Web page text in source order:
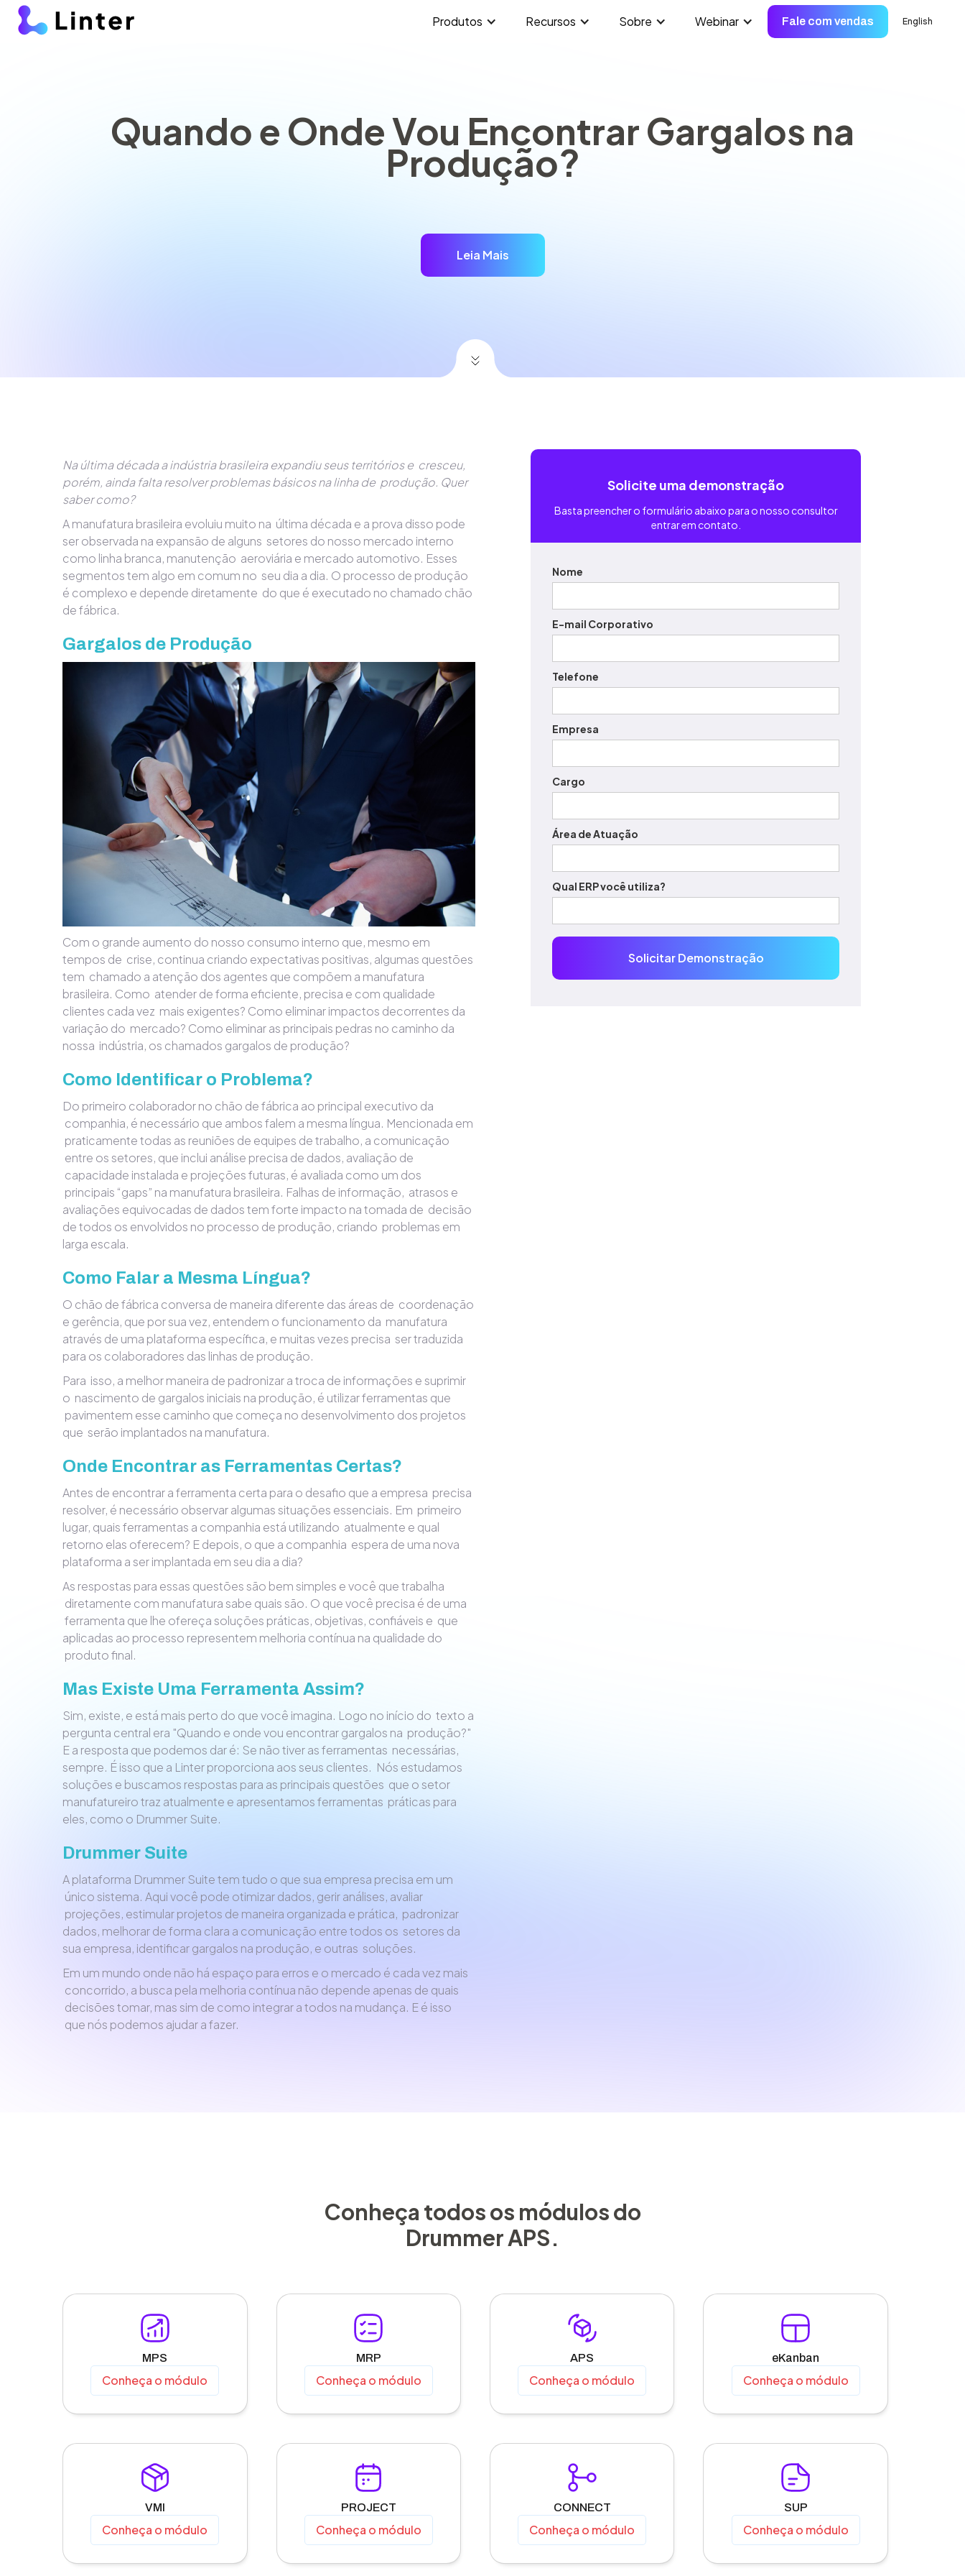
Produtos Recursos Sobre Webinar Fale com vendas English
Quando e Onde Vou Encontrar Gargalos na
Produção?
Leia Mais
Na última década a indústria brasileira expandiu seus territórios e cresceu,
porém, ainda falta resolver problemas básicos na linha de produção. Quer
saber como?
A manufatura brasileira evoluiu muito na última década e a prova disso pode
ser observada na expansão de alguns setores do nosso mercado interno
como linha branca, manutenção aeroviária e mercado automotivo. Esses
segmentos tem algo em comum no seu dia a dia. O processo de produção
é complexo e depende diretamente do que é executado no chamado chão
de fábrica.
Gargalos de Produção
Com o grande aumento do nosso consumo interno que, mesmo em
tempos de crise, continua criando expectativas positivas, algumas questões
tem chamado a atenção dos agentes que compõem a manufatura
brasileira. Como atender de forma eficiente, precisa e com qualidade
clientes cada vez mais exigentes? Como eliminar impactos decorrentes da
variação do mercado? Como eliminar as principais pedras no caminho da
nossa indústria, os chamados gargalos de produção?
Como Identificar o Problema?
Do primeiro colaborador no chão de fábrica ao principal executivo da
companhia, é necessário que ambos falem a mesma língua. Mencionada em
praticamente todas as reuniões de equipes de trabalho, a comunicação
entre os setores, que inclui análise precisa de dados, avaliação de
capacidade instalada e projeções futuras, é avaliada como um dos
principais “gaps” na manufatura brasileira. Falhas de informação, atrasos e
avaliações equivocadas de dados tem forte impacto na tomada de decisão
de todos os envolvidos no processo de produção, criando problemas em
larga escala.
Como Falar a Mesma Língua?
O chão de fábrica conversa de maneira diferente das áreas de coordenação
e gerência, que por sua vez, entendem o funcionamento da manufatura
através de uma plataforma específica, e muitas vezes precisa ser traduzida
para os colaboradores das linhas de produção.
Para isso, a melhor maneira de padronizar a troca de informações e suprimir
o nascimento de gargalos iniciais na produção, é utilizar ferramentas que
pavimentem esse caminho que começa no desenvolvimento dos projetos
que serão implantados na manufatura.
Onde Encontrar as Ferramentas Certas?
Antes de encontrar a ferramenta certa para o desafio que a empresa precisa
resolver, é necessário observar algumas situações essenciais. Em primeiro
lugar, quais ferramentas a companhia está utilizando atualmente e qual
retorno elas oferecem? E depois, o que a companhia espera de uma nova
plataforma a ser implantada em seu dia a dia?
As respostas para essas questões são bem simples e você que trabalha
diretamente com manufatura sabe quais são. O que você precisa é de uma
ferramenta que lhe ofereça soluções práticas, objetivas, confiáveis e que
aplicadas ao processo representem melhoria contínua na qualidade do
produto final.
Mas Existe Uma Ferramenta Assim?
Sim, existe, e está mais perto do que você imagina. Logo no início do texto a
pergunta central era "Quando e onde vou encontrar gargalos na produção?"
E a resposta que podemos dar é: Se não tiver as ferramentas necessárias,
sempre. É isso que a Linter proporciona aos seus clientes. Nós estudamos
soluções e buscamos respostas para as principais questões que o setor
manufatureiro traz atualmente e apresentamos ferramentas práticas para
eles, como o Drummer Suite.
Drummer Suite
A plataforma Drummer Suite tem tudo o que sua empresa precisa em um
único sistema. Aqui você pode otimizar dados, gerir análises, avaliar
projeções, estimular projetos de maneira organizada e prática, padronizar
dados, melhorar de forma clara a comunicação entre todos os setores da
sua empresa, identificar gargalos na produção, e outras soluções.
Em um mundo onde não há espaço para erros e o mercado é cada vez mais
concorrido, a busca pela melhoria contínua não depende apenas de quais
decisões tomar, mas sim de como integrar a todos na mudança. E é isso
que nós podemos ajudar a fazer.
Solicite uma demonstração
Basta preencher o formulário abaixo para o nosso consultor
entrar em contato.
Nome
E-mail Corporativo
Telefone
Empresa
Cargo
Área de Atuação
Qual ERP você utiliza?
Conheça todos os módulos do
Drummer APS.
MPS
Conheça o módulo
MRP
Conheça o módulo
APS
Conheça o módulo
eKanban
Conheça o módulo
VMI
Conheça o módulo
PROJECT
Conheça o módulo
CONNECT
Conheça o módulo
SUP
Conheça o módulo